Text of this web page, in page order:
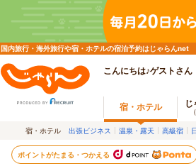
国内旅行・海外旅行や宿・ホテルの宿泊予約はじゃらんnet
こんにちは♪ゲストさん
宿・ホテル じ
宿・ホテル 出張ビジネス 温泉・露天 高級宿
ポイントがたまる・つかえる